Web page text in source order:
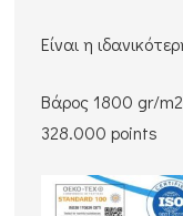
Είναι η
Βάρος 1800 gr/
328.000 points